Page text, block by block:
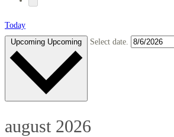
Today
Upcoming Upcoming Select date.
august 2026